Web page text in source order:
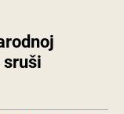
sruši